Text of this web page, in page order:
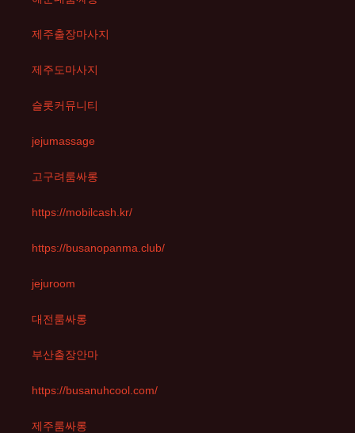
제주출장마사지
제주도마사지
슬롯커뮤니티
jejumassage
고구려룸싸롱
https://mobilcash.kr/
https://busanopanma.club/
jejuroom
대전룸싸롱
부산출장안마
https://busanuhcool.com/
제주룸싸롱